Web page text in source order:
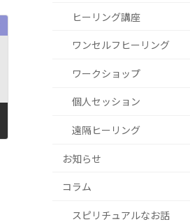
ヒーリング講座
ワンセルフヒーリング
ワークショップ
個人セッション
遠隔ヒーリング
お知らせ
コラム
スピリチュアルなお話